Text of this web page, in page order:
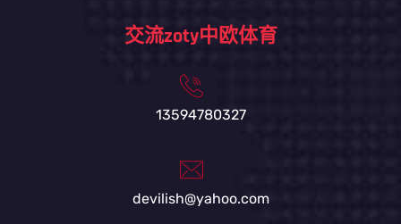
交流zoty中欧体育
13594780327
devilish@yahoo.com